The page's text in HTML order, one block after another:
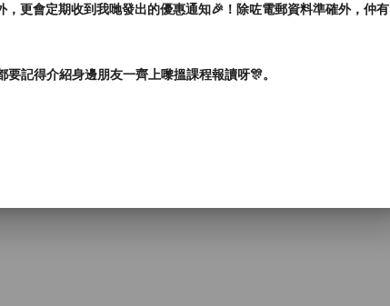
更會定期收到我哋發出的優惠通知🎉！除咗電郵資料準確外，仲有
記得介紹身邊朋友一齊上嚟搵課程報讀呀🎊。